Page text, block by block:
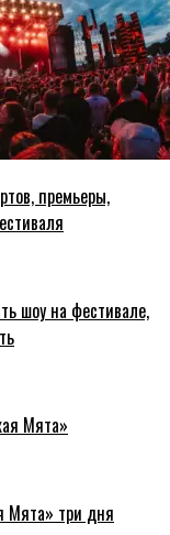
премьеры,
шоу на фестивале,
Мята»
Мята» три дня